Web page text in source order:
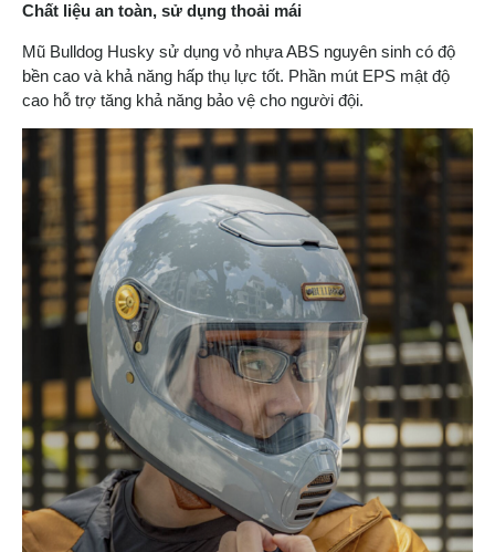
Chất liệu an toàn, sử dụng thoải mái
Mũ Bulldog Husky sử dụng vỏ nhựa ABS nguyên sinh có độ
bền cao và khả năng hấp thụ lực tốt. Phần mút EPS mật độ
cao hỗ trợ tăng khả năng bảo vệ cho người đội.